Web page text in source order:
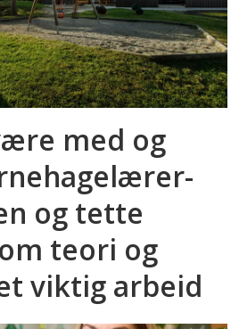
med og
og tette
teori og
viktig arbeid